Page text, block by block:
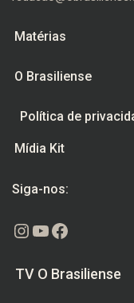
Matérias
O Brasiliense
Política de
Mídia Kit
Siga-nos:
Instagram
Youtube
Facebook
TV O Brasiliense